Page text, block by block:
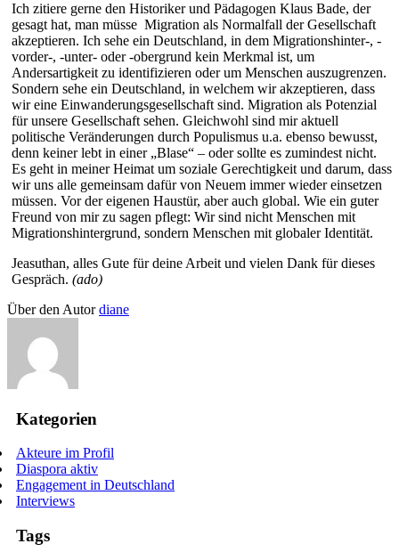
Ich zitiere gerne den Historiker und Pädagogen Klaus Bade, der
gesagt hat, man müsse Migration als Normalfall der Gesellschaft
akzeptieren. Ich sehe ein Deutschland, in dem Migrationshinter-, -
vorder-, -unter- oder -obergrund kein Merkmal ist, um
Andersartigkeit zu identifizieren oder um Menschen auszugrenzen.
Sondern sehe ein Deutschland, in welchem wir akzeptieren, dass
wir eine Einwanderungsgesellschaft sind. Migration als Potenzial
für unsere Gesellschaft sehen. Gleichwohl sind mir aktuell
politische Veränderungen durch Populismus u.a. ebenso bewusst,
denn keiner lebt in einer „Blase“ – oder sollte es zumindest nicht.
Es geht in meiner Heimat um soziale Gerechtigkeit und darum, dass
wir uns alle gemeinsam dafür von Neuem immer wieder einsetzen
müssen. Vor der eigenen Haustür, aber auch global. Wie ein guter
Freund von mir zu sagen pflegt: Wir sind nicht Menschen mit
Migrationshintergrund, sondern Menschen mit globaler Identität.
Jeasuthan, alles Gute für deine Arbeit und vielen Dank für dieses
Gespräch. (ado)
Über den Autordiane
Kategorien
Akteure im Profil
Diaspora aktiv
Engagement in Deutschland
Interviews
Tags